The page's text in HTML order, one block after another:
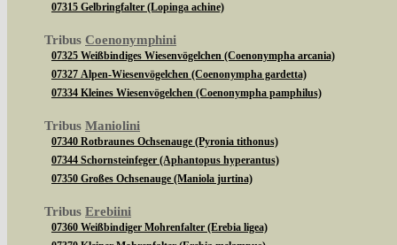
07315 Gelbringfalter (Lopinga achine)
Tribus Coenonymphini
07325 Weißbindiges Wiesenvögelchen (Coenonympha arcania)
07327 Alpen-Wiesenvögelchen (Coenonympha gardetta)
07334 Kleines Wiesenvögelchen (Coenonympha pamphilus)
Tribus Maniolini
07340 Rotbraunes Ochsenauge (Pyronia tithonus)
07344 Schornsteinfeger (Aphantopus hyperantus)
07350 Großes Ochsenauge (Maniola jurtina)
Tribus Erebiini
07360 Weißbindiger Mohrenfalter (Erebia ligea)